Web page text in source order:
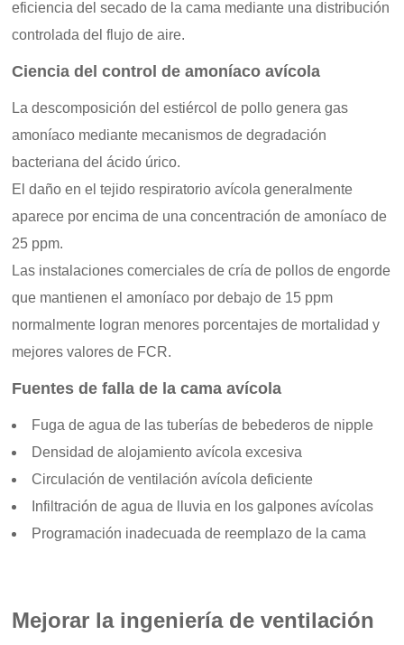
eficiencia del secado de la cama mediante una distribución
controlada del flujo de aire.
Ciencia del control de amoníaco avícola
La descomposición del estiércol de pollo genera gas
amoníaco mediante mecanismos de degradación
bacteriana del ácido úrico.
El daño en el tejido respiratorio avícola generalmente
aparece por encima de una concentración de amoníaco de
25 ppm.
Las instalaciones comerciales de cría de pollos de engorde
que mantienen el amoníaco por debajo de 15 ppm
normalmente logran menores porcentajes de mortalidad y
mejores valores de FCR.
Fuentes de falla de la cama avícola
Fuga de agua de las tuberías de bebederos de nipple
Densidad de alojamiento avícola excesiva
Circulación de ventilación avícola deficiente
Infiltración de agua de lluvia en los galpones avícolas
Programación inadecuada de reemplazo de la cama
Mejorar la ingeniería de ventilación